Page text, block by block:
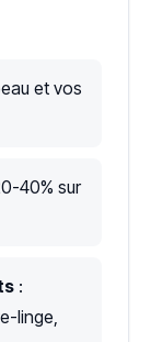
et vos
40% sur
:
linge,